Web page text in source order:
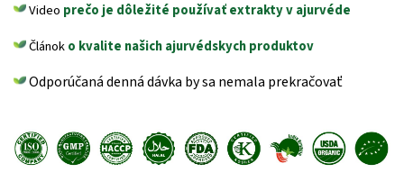
Video prečo je dôležité používať extrakty v ajurvéde
Článoko kvalite našich ajurvédskych produktov
Odporúčaná denná dávka by sa nemala prekračovať